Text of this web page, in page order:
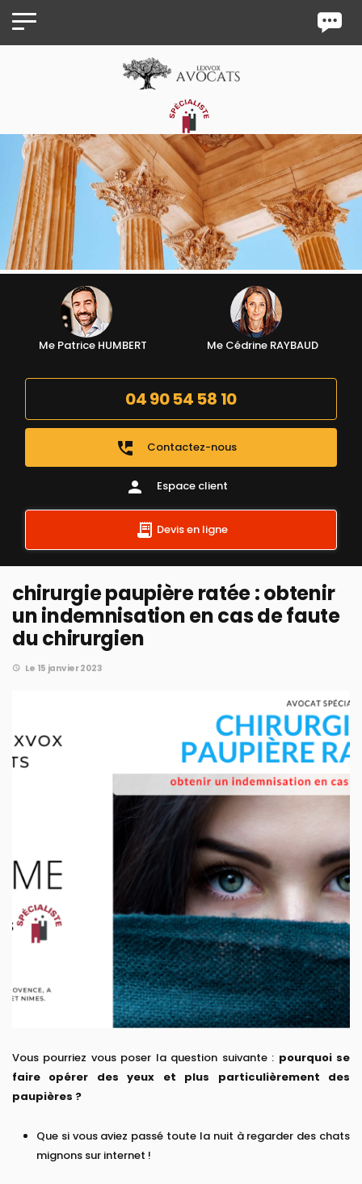
Me Patrice HUMBERT Me Cédrine RAYBAUD
04 90 54 58 10
perm_phone_msg Contactez-nous
person Espace client
Devis en ligne
chirurgie paupière ratée : obtenir
un indemnisation en cas de faute
du chirurgien
Le 15 janvier 2023
Vous pourriez vous poser la question suivante : pourquoi se
faire opérer des yeux et plus particulièrement des
paupières ?
Que si vous aviez passé toute la nuit à regarder des chats
mignons sur internet !